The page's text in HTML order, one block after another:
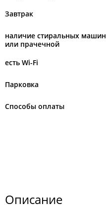
Завтрак
наличие стиральных машин
или прачечной
есть Wi-Fi
Парковка
Способы оплаты
Описание